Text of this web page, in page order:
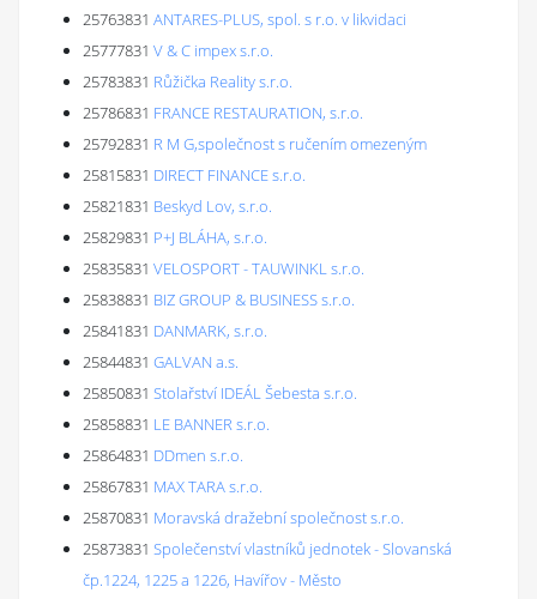
25763831 ANTARES-PLUS, spol. s r.o. v likvidaci
25777831 V & C impex s.r.o.
25783831 Růžička Reality s.r.o.
25786831 FRANCE RESTAURATION, s.r.o.
25792831 R M G,společnost s ručením omezeným
25815831 DIRECT FINANCE s.r.o.
25821831 Beskyd Lov, s.r.o.
25829831 P+J BLÁHA, s.r.o.
25835831 VELOSPORT - TAUWINKL s.r.o.
25838831 BIZ GROUP & BUSINESS s.r.o.
25841831 DANMARK, s.r.o.
25844831 GALVAN a.s.
25850831 Stolařství IDEÁL Šebesta s.r.o.
25858831 LE BANNER s.r.o.
25864831 DDmen s.r.o.
25867831 MAX TARA s.r.o.
25870831 Moravská dražební společnost s.r.o.
25873831 Společenství vlastníků jednotek - Slovanská
čp.1224, 1225 a 1226, Havířov - Město